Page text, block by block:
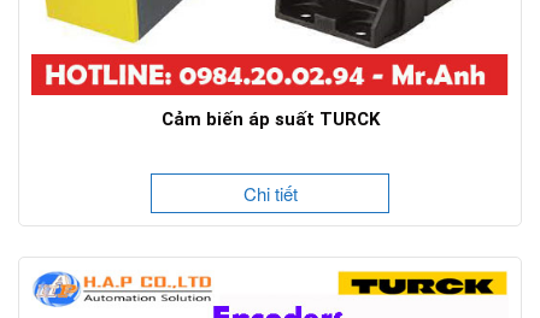
Cảm biến áp suất TURCK
Chi tiết